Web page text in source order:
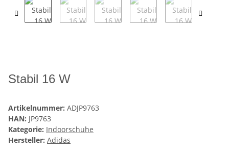
Stabil 16 W
Artikelnummer: ADJP9763
HAN: JP9763
Kategorie: Indoorschuhe
Hersteller: Adidas